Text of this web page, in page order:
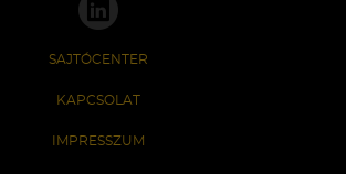
SAJTÓCENTER
KAPCSOLAT
IMPRESSZUM